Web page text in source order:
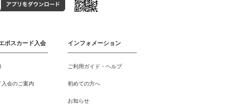
ポスカード入会
会のご案内
インフォメーション
ご利用ガイド・ヘルプ
初めての方へ
お知らせ